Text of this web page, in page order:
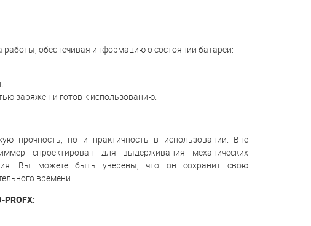
обеспечивая информацию о состоянии батареи:
заряжен и готов к использованию.
прочность, но и практичность в использовании. Вне
спроектирован для выдерживания механических
Вы можете быть уверены, что он сохранит свою
времени.